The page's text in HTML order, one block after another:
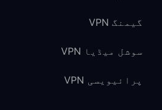
گیمنگ VPN
سوشل میڈیا VPN
پرائیویسی VPN